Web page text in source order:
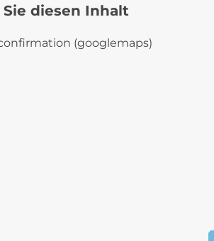
Sie diesen Inhalt
(googlemaps)